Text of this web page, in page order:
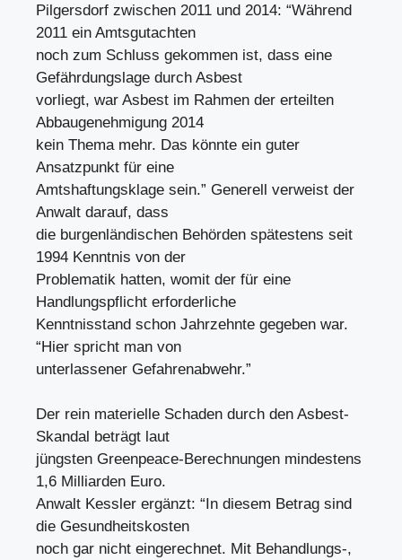
Pilgersdorf zwischen 2011 und 2014: “Während
2011 ein Amtsgutachten
noch zum Schluss gekommen ist, dass eine
Gefährdungslage durch Asbest
vorliegt, war Asbest im Rahmen der erteilten
Abbaugenehmigung 2014
kein Thema mehr. Das könnte ein guter
Ansatzpunkt für eine
Amtshaftungsklage sein.” Generell verweist der
Anwalt darauf, dass
die burgenländischen Behörden spätestens seit
1994 Kenntnis von der
Problematik hatten, womit der für eine
Handlungspflicht erforderliche
Kenntnisstand schon Jahrzehnte gegeben war.
“Hier spricht man von
unterlassener Gefahrenabwehr.”
Der rein materielle Schaden durch den Asbest-
Skandal beträgt laut
jüngsten Greenpeace-Berechnungen mindestens
1,6 Milliarden Euro.
Anwalt Kessler ergänzt: “In diesem Betrag sind
die Gesundheitskosten
noch gar nicht eingerechnet. Mit Behandlungs-,